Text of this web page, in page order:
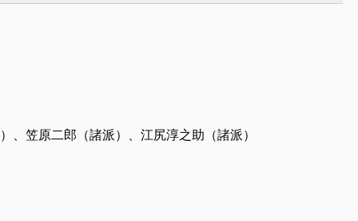
、笠原二郎（諸派）、江尻淳之助（諸派）